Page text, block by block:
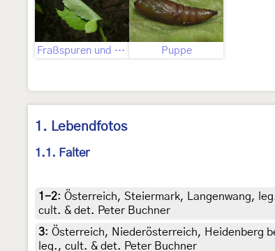
Fraßspuren und Befallsbild Puppe
1. Lebendfotos
1.1. Falter
1-2: Österreich, Steiermark, Langenwang,
cult. & det. Peter Buchner
3: Österreich, Niederösterreich, Heidenberg
leg., cult. & det. Peter Buchner